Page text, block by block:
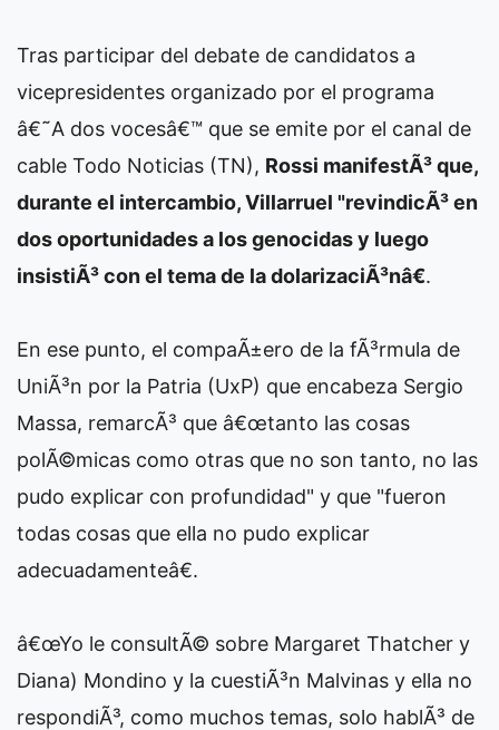
Tras participar del debate de candidatos a
vicepresidentes organizado por el programa
â€˜A dos vocesâ€™ que se emite por el canal de
cable Todo Noticias (TN), Rossi manifestÃ³ que,
durante el intercambio, Villarruel "revindicÃ³ en
dos oportunidades a los genocidas y luego
insistiÃ³ con el tema de la dolarizaciÃ³nâ€.
En ese punto, el compaÃ±ero de la fÃ³rmula de
UniÃ³n por la Patria (UxP) que encabeza Sergio
Massa, remarcÃ³ que â€œtanto las cosas
polÃ©micas como otras que no son tanto, no las
pudo explicar con profundidad" y que "fueron
todas cosas que ella no pudo explicar
adecuadamenteâ€.
â€œYo le consultÃ© sobre Margaret Thatcher y
Diana) Mondino y la cuestiÃ³n Malvinas y ella no
respondiÃ³, como muchos temas, solo hablÃ³ de